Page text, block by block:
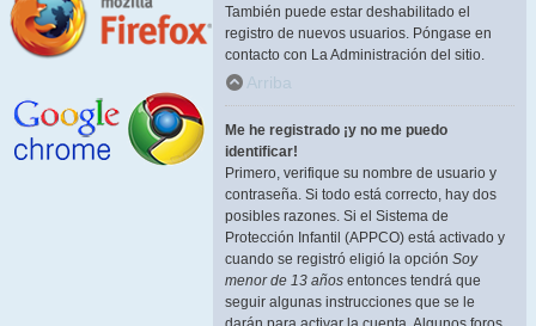
También puede estar deshabilitado el
registro de nuevos usuarios. Póngase en
contacto con La Administración del sitio.
Arriba
Me he registrado ¡y no me puedo
identificar!
Primero, verifique su nombre de usuario y
contraseña. Si todo está correcto, hay dos
posibles razones. Si el Sistema de
Protección Infantil (APPCO) está activado y
cuando se registró eligió la opción Soy
menor de 13 años entonces tendrá que
seguir algunas instrucciones que se le